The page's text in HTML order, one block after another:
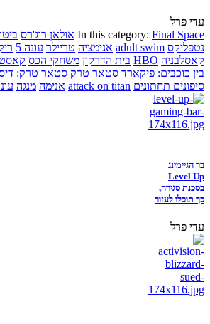
עדי פרל
In this category: Final Space אולאן רוג'רס
נטפליקס adult swim אנימציה טריילר עונה 5
קאסלבניה HBO בית הדרקון משחקי הכס
בין כוכבים: פיקארד סטאר טרק סטאר טרק:
סיפונים תחתונים attack on titan אנימה מנגה
בר הגיימינג
Level Up
בסכנת סגירה,
כך תוכלו לעזור
עדי פרל